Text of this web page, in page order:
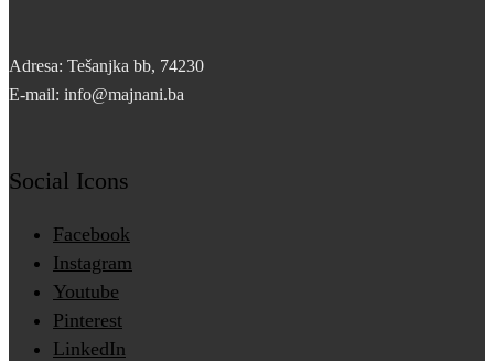
Adresa: Tešanjka bb, 74230
E-mail: info@majnani.ba
Social Icons
Facebook
Instagram
Youtube
Pinterest
LinkedIn